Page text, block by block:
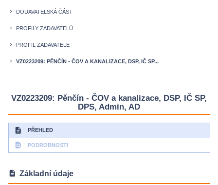
keyboard_arrow_right DODAVATELSKÁ ČÁST
keyboard_arrow_right PROFILY ZADAVATELŮ
keyboard_arrow_right PROFIL ZADAVATELE
keyboard_arrow_right VZ0223209: PĚNČÍN - ČOV A KANALIZACE, DSP, IČ SP...
VZ0223209: Pěnčín - ČOV a kanalizace, DSP, IČ SP,
DPS, Admin, AD
description PŘEHLED
find_in_page PODROBNOSTI
description Základní údaje